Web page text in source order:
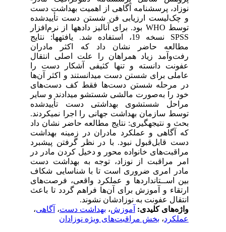
نوزاد، پرسشنامه آگاهی از اهمیت بهداشت دست
و چک‌لیست ارزیابی فن شستن دست تأییدشده
توسط WHO بود. برای آنالیز داده­ها از نرم‌افزار
SPSS نسخه 19، استفاده شد. یافته­ها: نتایج
مطالعه حاضر نشان داد‌‌ که اکثر مادران
رفت‌وآمد زیاد همراهان را علت اصلی انتقال
عفونت دانسته و تنها کثیفی آشکار دست را
عاملی برای شستن دست می­دانستند و اکثر آن‌ها
در مرحله شستن دست‌ها فقط کف دست‌های
خود را به‌صورت مالشی شستشو می­دادند و سایر
مراحل شستشوی بهداشتی دست تأییدشده
توسط سازمان بهداشت جهانی را اجرا نمی­کردند.
بحث و نتیجه­گیری: نتایج مطالعه حاضر نشان داد
که آگاهی و عملکرد مادران در زمینه بهداشت
دست قابل‌قبول نبود. با در نظر گرفتن پیشبرد
مراقبت‌های خانواده محور و دخیل کردن مادر در
امر مراقبت از نوزاد، توجه به بهداشت دست
مادر امری ضروری است تا با شناسایی شکاف
بین اســتانداردها و عملکرد واقعی، فرصت‌های
ارتقاء و آموزش برای آن‌ها فراهم گردد تا باعث
انتقال عفونت به نوزادشان نشوند.
واژه‌های کلیدی:آموزش،بهداشت دست،آگاهی،
عملکرد ،بخش مراقبت‌های ویژه نوزادان